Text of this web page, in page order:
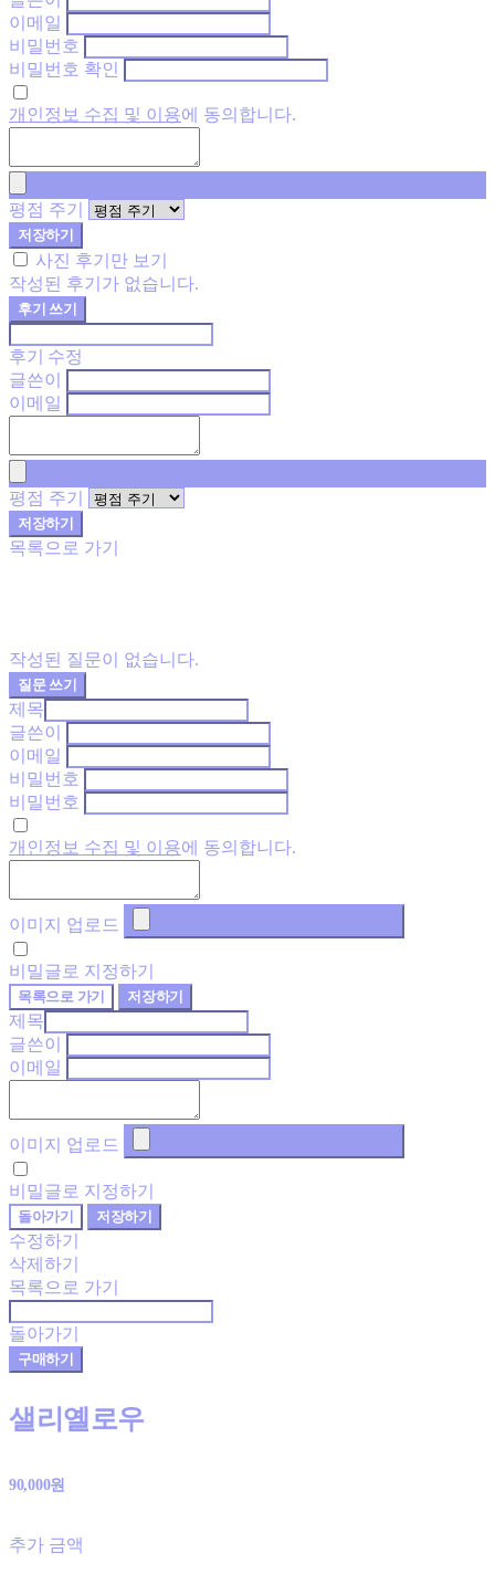
이메일
비밀번호
비밀번호 확인
개인정보 수집 및 이용에 동의합니다.
평점 주기
저장하기
사진 후기만 보기
작성된 후기가 없습니다.
후기 쓰기
후기 수정
글쓴이
이메일
평점 주기
저장하기
목록으로 가기
작성된 질문이 없습니다.
질문 쓰기
제목
글쓴이
이메일
비밀번호
비밀번호
개인정보 수집 및 이용에 동의합니다.
이미지 업로드
비밀글로 지정하기
목록으로 가기 저장하기
제목
글쓴이
이메일
이미지 업로드
비밀글로 지정하기
돌아가기 저장하기
수정하기
삭제하기
목록으로 가기
돌아가기
구매하기
샐리옐로우
90,000원
추가 금액